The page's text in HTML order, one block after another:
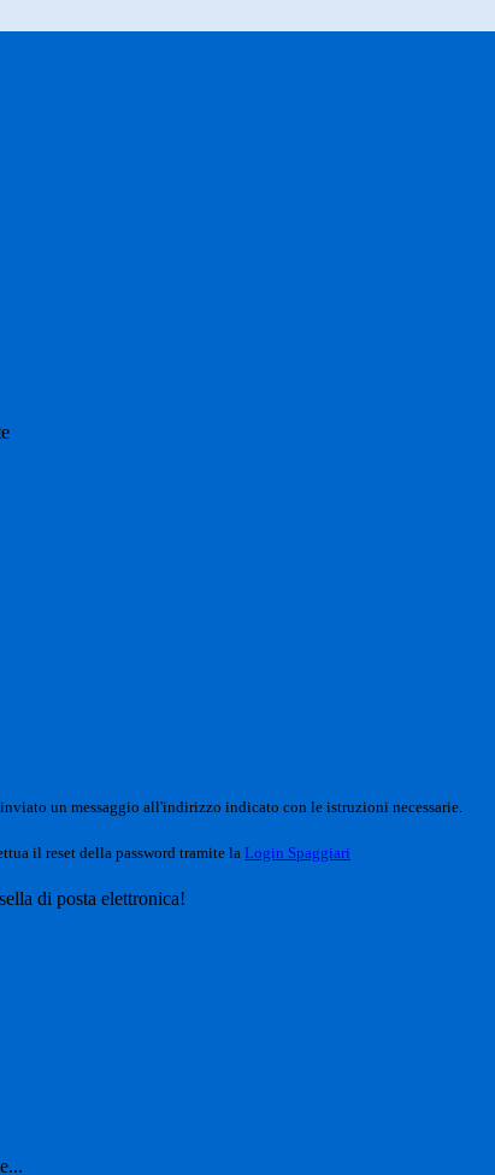
un messaggio all'indirizzo indicato con le istruzioni necessarie.
il reset della password tramite la Login Spaggiari
di posta elettronica!